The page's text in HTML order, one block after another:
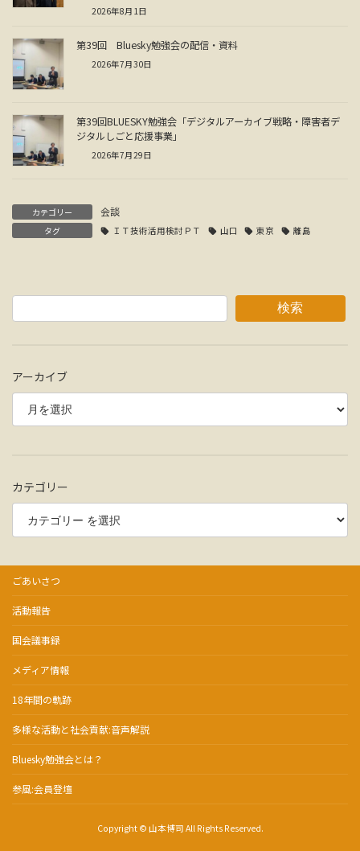
2026年8月1日
第39回 Bluesky勉強会の配信・資料
2026年7月30日
第39回BLUESKY勉強会「デジタルアーカイブ戦略・障害者デ
ジタルしごと応援事業」
2026年7月29日
カテゴリー 会談
タグ ＩＴ技術活用検討ＰＴ 山口 東京 離島
検索
アーカイブ
カテゴリー
ごあいさつ
活動報告
国会議事録
メディア情報
18年間の軌跡
多様な活動と社会貢献:音声解説
Bluesky勉強会とは？
参風:会員登壇
Copyright © 山本博司 All Rights Reserved.